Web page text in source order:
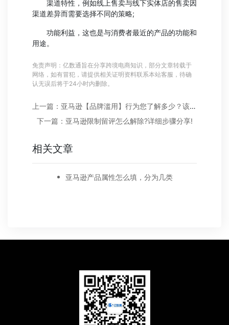
渠道特性，例如线上售卖与线下实体店的售卖因
渠道差异而需要选择不同的策略;
功能利益，这也是与消费者最近的产品的功能和
用途。
免责声明：亿数通旨在分享跨境电商知识，部分文章转载于
网络，如有冒犯，请提供相关证明资料联系本站客服，待确
认无误后将于24小时内删除。
上一篇：亚马逊【品牌滥用】行为您了解多少？该如何解决？
下一篇：亚马逊限制留评怎么解除?详细步骤分享!
相关文章
亚马逊产品属性怎么填，分为几类